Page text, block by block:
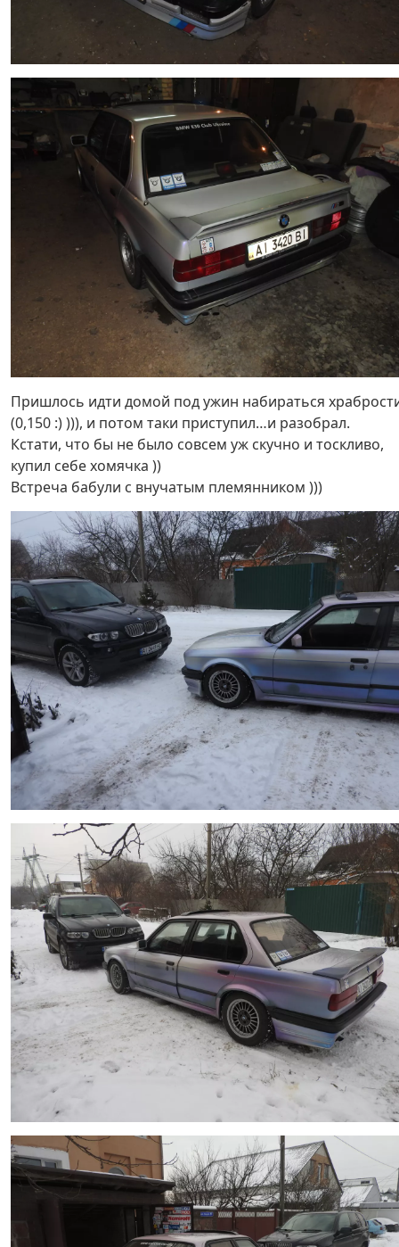
Пришлось идти домой под ужин набираться
(0,150 :) ))), и потом таки приступил…и разобрал.
Кстати, что бы не было совсем уж скучно и тоскливо,
купил себе хомячка ))
Встреча бабули с внучатым племянником )))